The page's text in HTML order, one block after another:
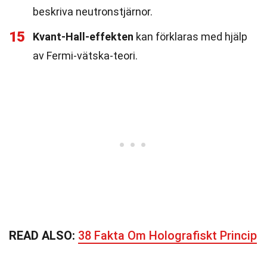
beskriva neutronstjärnor.
15 Kvant-Hall-effekten kan förklaras med hjälp
av Fermi-vätska-teori.
READ ALSO: 38 Fakta Om Holografiskt Princip